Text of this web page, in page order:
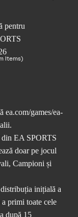
Items)
ea.com/games/ea-
EA SPORTS
doar pe jocul
Campioni și
inițială a
primi toate cele
după 15